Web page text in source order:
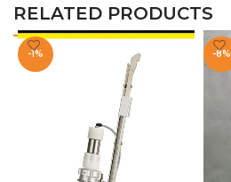
RELATED PRODUCTS
-1% -8%